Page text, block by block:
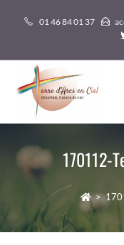
01 46 84 01 37
170112-
>